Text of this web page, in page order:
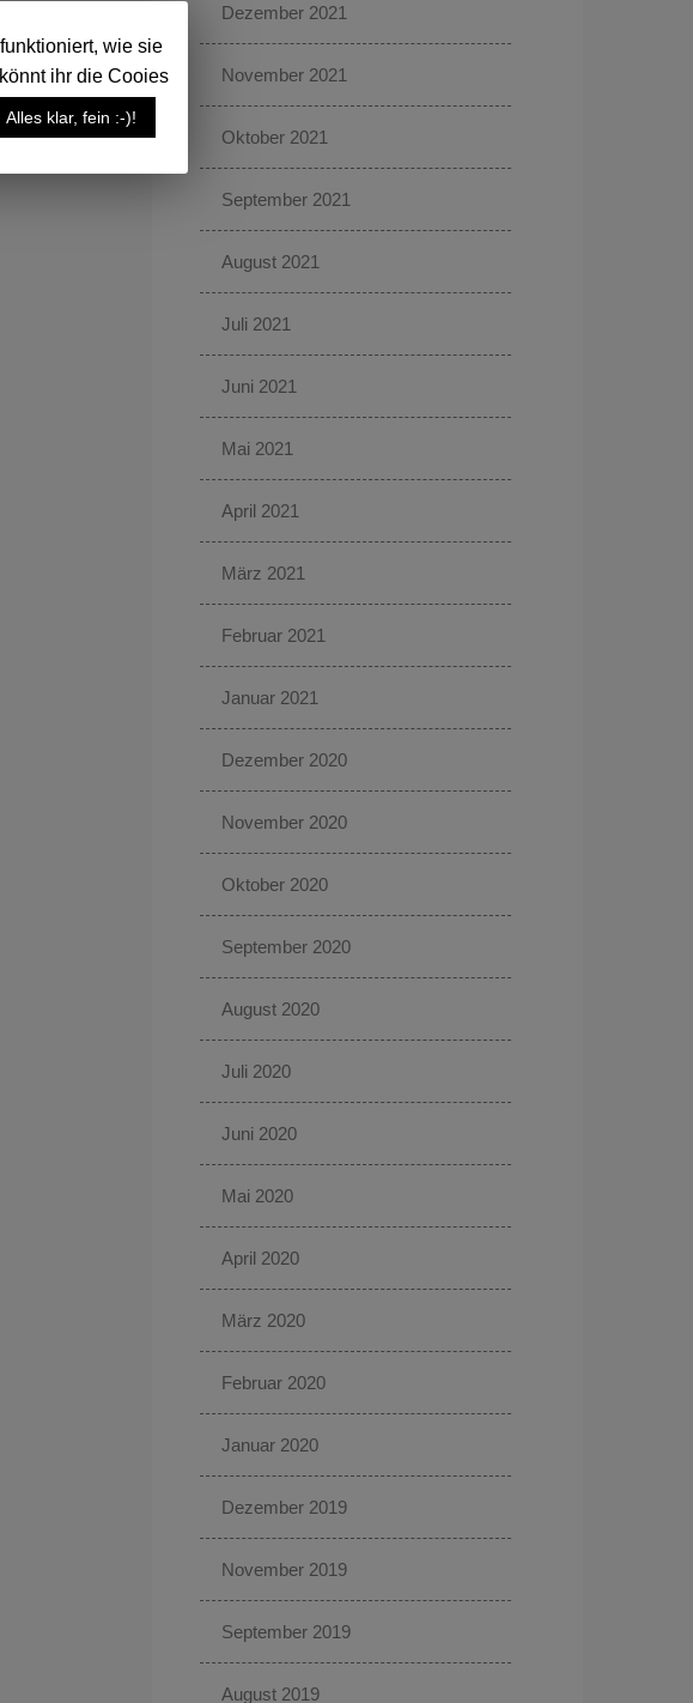
Dezember 2021
November 2021
Oktober 2021
September 2021
August 2021
Juli 2021
Juni 2021
Mai 2021
April 2021
März 2021
Februar 2021
Januar 2021
Dezember 2020
November 2020
Oktober 2020
September 2020
August 2020
Juli 2020
Juni 2020
Mai 2020
April 2020
März 2020
Februar 2020
Januar 2020
Dezember 2019
November 2019
September 2019
August 2019
wie sie
ihr die Cooies
Alles klar, fein :-)!